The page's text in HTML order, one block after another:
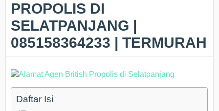
PROPOLIS DI
SELATPANJANG |
085158364233 | TERMURAH
Daftar Isi